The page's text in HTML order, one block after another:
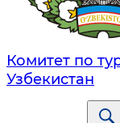
Комитет по
Узбекистан